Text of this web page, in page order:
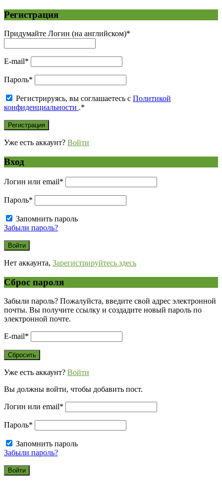
Регистрация
Придумайте Логин (на английском)*
E-mail*
Пароль*
Регистрируясь, вы соглашаетесь с Политикой
конфиденциальности .*
Уже есть аккаунт? Войти
Вход
Логин или email*
Пароль*
Запомнить пароль
Забыли пароль?
Нет аккаунта, Зарегистрируйтесь здесь
Сброс пароля
Забыли пароль? Пожалуйста, введите свой адрес электронной
почты. Вы получите ссылку и создадите новый пароль по
электронной почте.
E-mail*
Уже есть аккаунт? Войти
Вы должны войти, чтобы добавить пост.
Логин или email*
Пароль*
Запомнить пароль
Забыли пароль?